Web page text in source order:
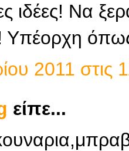
ιδέες! Να
Υπέορχη
2011 στις
είπε...